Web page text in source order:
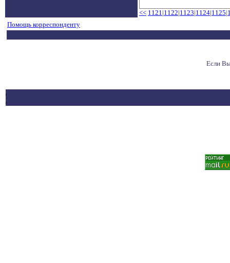
<< 1121|1122|1123|1124|1125|
Помощь корреспонденту
Если